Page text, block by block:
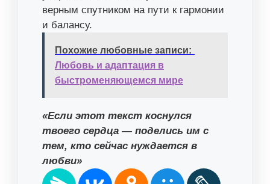
верным спутником на пути к гармонии
и балансу.
Похожие любовные записи:
Любовь и адаптация в
быстроменяющемся мире
«Если этот текст коснулся
твоего сердца — поделись им с
тем, кто сейчас нуждается в
любви»